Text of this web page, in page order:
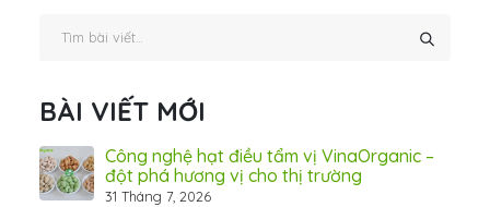
BÀI VIẾT MỚI
Công nghệ hạt điều tẩm vị VinaOrganic –
đột phá hương vị cho thị trường
31 Tháng 7, 2026